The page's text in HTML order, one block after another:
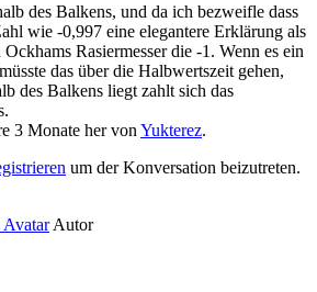
des Balkens, und da ich bezweifle dass
wie -0,997 eine elegantere Erklärung als
Rasiermesser die -1. Wenn es ein
das über die Halbwertszeit gehen,
des Balkens liegt zahlt sich das
3 Monate her von Yukterez.
um der Konversation beizutreten.
Autor